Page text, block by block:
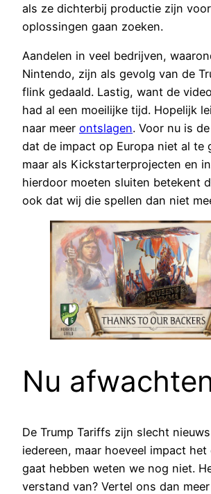
als ze dichterbij productie zijn
oplossingen gaan zoeken.
Aandelen in veel bedrijven,
Nintendo, zijn als gevolg van de
flink gedaald. Lastig, want de
had al een moeilijke tijd. Hopelijk
naar meer ontslagen. Voor nu is
dat de impact op Europa niet al te
maar als Kickstarterprojecten en
hierdoor moeten sluiten betekent
ook dat wij die spellen dan niet
Nu
De Trump Tariffs zijn slecht
iedereen, maar hoeveel impact
gaat hebben weten we nog niet.
verstand van? Vertel ons dan